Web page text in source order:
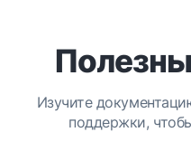
Изучите
поддержки,